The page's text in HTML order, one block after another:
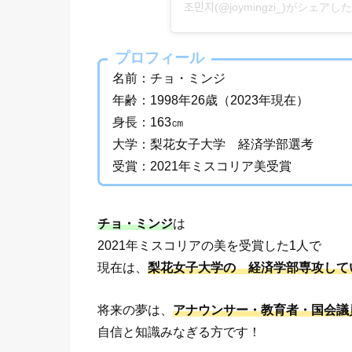
조민지(@joymingzi_)がシェアし
プロフィール
名前：チョ・ミンジ
年齢：1998年26歳（2023年現在）
身長：163㎝
大学：梨花女子大学 経済学部選考
受賞：2021年ミスコリア美受賞
チョ・ミンジは
2021年ミスコリアの美を受賞した1人で
現在は、 梨花女子大学の 経済学部専攻して
将来の夢は、 アナウンサー・教育者・国会議
自信と知識みなぎる方です！